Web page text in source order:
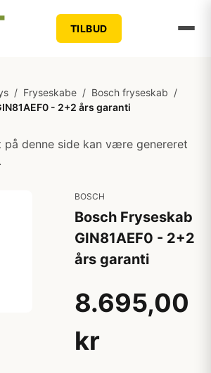
TILBUD
/ Fryseskabe / Bosch fryseskab /
- 2+2 års garanti
på denne side kan være genereret
BOSCH
Bosch Fryseskab
GIN81AEF0 - 2+2
års garanti
8.695,00
kr